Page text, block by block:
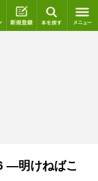
ログイン 新規登録
―明けねばこ